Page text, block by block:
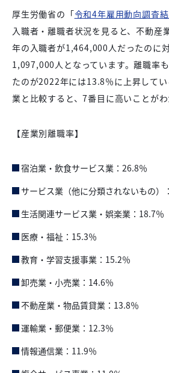
厚生労働省の「令和4年雇用動向調査
入職者・離職者状況を見ると、不動産
年の入職者が1,464,000人だったのに
1,097,000人となっています。離職率
たのが2022年には13.8％に上昇して
業と比較すると、7番目に高いことがわ
【産業別離職率】
宿泊業・飲食サービス業：26.8％
サービス業（他に分類されないもの）
生活関連サービス業・娯楽業：18.7％
医療・福祉：15.3％
教育・学習支援事業：15.2％
卸売業・小売業：14.6％
不動産業・物品賃貸業：13.8％
運輸業・郵便業：12.3％
情報通信業：11.9％